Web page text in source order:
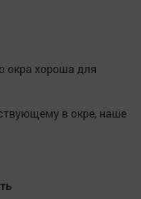
окра хороша для
в окре, наше